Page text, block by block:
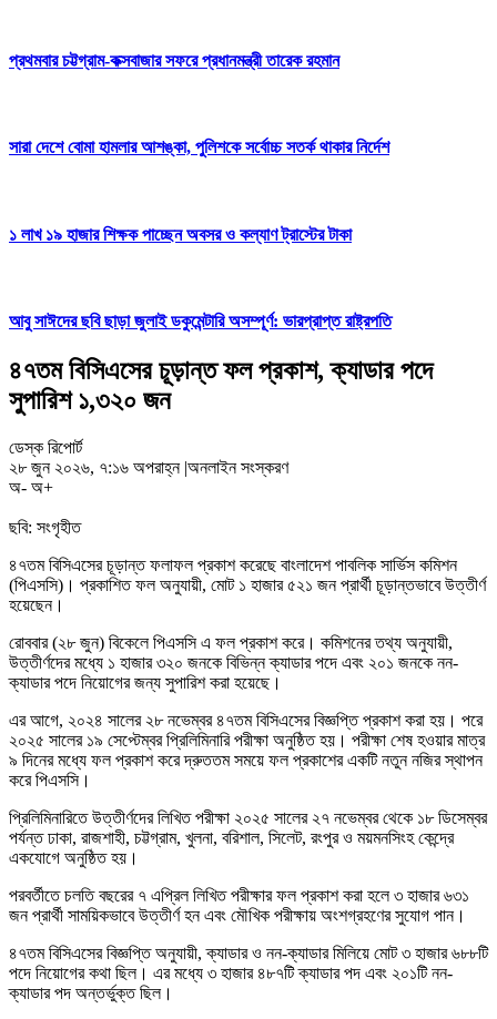
প্রথমবার চট্টগ্রাম-কক্সবাজার সফরে প্রধানমন্ত্রী তারেক রহমান
সারা দেশে বোমা হামলার আশঙ্কা, পুলিশকে সর্বোচ্চ সতর্ক থাকার নির্দেশ
১ লাখ ১৯ হাজার শিক্ষক পাচ্ছেন অবসর ও কল্যাণ ট্রাস্টের টাকা
আবু সাঈদের ছবি ছাড়া জুলাই ডকুমেন্টারি অসম্পূর্ণ: ভারপ্রাপ্ত রাষ্ট্রপতি
৪৭তম বিসিএসের চূড়ান্ত ফল প্রকাশ, ক্যাডার পদে
সুপারিশ ১,৩২০ জন
ডেস্ক রিপোর্ট
২৮ জুন ২০২৬, ৭:১৬ অপরাহ্ন |অনলাইন সংস্করণ
অ- অ+
ছবি: সংগৃহীত
৪৭তম বিসিএসের চূড়ান্ত ফলাফল প্রকাশ করেছে বাংলাদেশ পাবলিক সার্ভিস কমিশন
(পিএসসি)। প্রকাশিত ফল অনুযায়ী, মোট ১ হাজার ৫২১ জন প্রার্থী চূড়ান্তভাবে উত্তীর্ণ
হয়েছেন।
রোববার (২৮ জুন) বিকেলে পিএসসি এ ফল প্রকাশ করে। কমিশনের তথ্য অনুযায়ী,
উত্তীর্ণদের মধ্যে ১ হাজার ৩২০ জনকে বিভিন্ন ক্যাডার পদে এবং ২০১ জনকে নন-
ক্যাডার পদে নিয়োগের জন্য সুপারিশ করা হয়েছে।
এর আগে, ২০২৪ সালের ২৮ নভেম্বর ৪৭তম বিসিএসের বিজ্ঞপ্তি প্রকাশ করা হয়। পরে
২০২৫ সালের ১৯ সেপ্টেম্বর প্রিলিমিনারি পরীক্ষা অনুষ্ঠিত হয়। পরীক্ষা শেষ হওয়ার মাত্র
৯ দিনের মধ্যে ফল প্রকাশ করে দ্রুততম সময়ে ফল প্রকাশের একটি নতুন নজির স্থাপন
করে পিএসসি।
প্রিলিমিনারিতে উত্তীর্ণদের লিখিত পরীক্ষা ২০২৫ সালের ২৭ নভেম্বর থেকে ১৮ ডিসেম্বর
পর্যন্ত ঢাকা, রাজশাহী, চট্টগ্রাম, খুলনা, বরিশাল, সিলেট, রংপুর ও ময়মনসিংহ কেন্দ্রে
একযোগে অনুষ্ঠিত হয়।
পরবর্তীতে চলতি বছরের ৭ এপ্রিল লিখিত পরীক্ষার ফল প্রকাশ করা হলে ৩ হাজার ৬৩১
জন প্রার্থী সাময়িকভাবে উত্তীর্ণ হন এবং মৌখিক পরীক্ষায় অংশগ্রহণের সুযোগ পান।
৪৭তম বিসিএসের বিজ্ঞপ্তি অনুযায়ী, ক্যাডার ও নন-ক্যাডার মিলিয়ে মোট ৩ হাজার ৬৮৮টি
পদে নিয়োগের কথা ছিল। এর মধ্যে ৩ হাজার ৪৮৭টি ক্যাডার পদ এবং ২০১টি নন-
ক্যাডার পদ অন্তর্ভুক্ত ছিল।